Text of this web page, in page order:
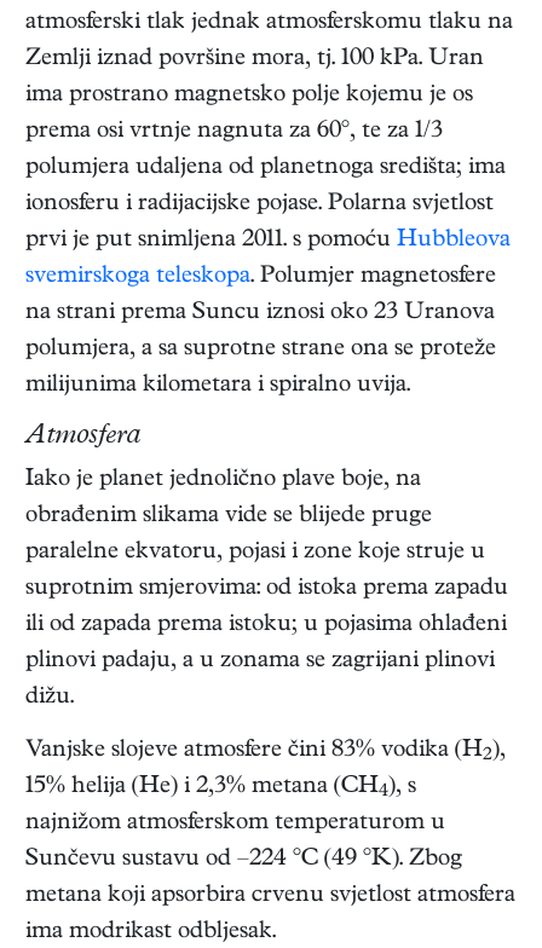
atmosferski tlak jednak atmosferskomu tlaku na
Zemlji iznad površine mora, tj. 100 kPa. Uran
ima prostrano magnetsko polje kojemu je os
prema osi vrtnje nagnuta za 60°, te za 1/3
polumjera udaljena od planetnoga središta; ima
ionosferu i radijacijske pojase. Polarna svjetlost
prvi je put snimljena 2011. s pomoću Hubbleova
svemirskoga teleskopa. Polumjer magnetosfere
na strani prema Suncu iznosi oko 23 Uranova
polumjera, a sa suprotne strane ona se proteže
milijunima kilometara i spiralno uvija.
Atmosfera
Iako je planet jednolično plave boje, na
obrađenim slikama vide se blijede pruge
paralelne ekvatoru, pojasi i zone koje struje u
suprotnim smjerovima: od istoka prema zapadu
ili od zapada prema istoku; u pojasima ohlađeni
plinovi padaju, a u zonama se zagrijani plinovi
dižu.
Vanjske slojeve atmosfere čini 83% vodika (H2),
15% helija (He) i 2,3% metana (CH4), s
najnižom atmosferskom temperaturom u
Sunčevu sustavu od –224 °C (49 °K). Zbog
metana koji apsorbira crvenu svjetlost atmosfera
ima modrikast odbljesak.